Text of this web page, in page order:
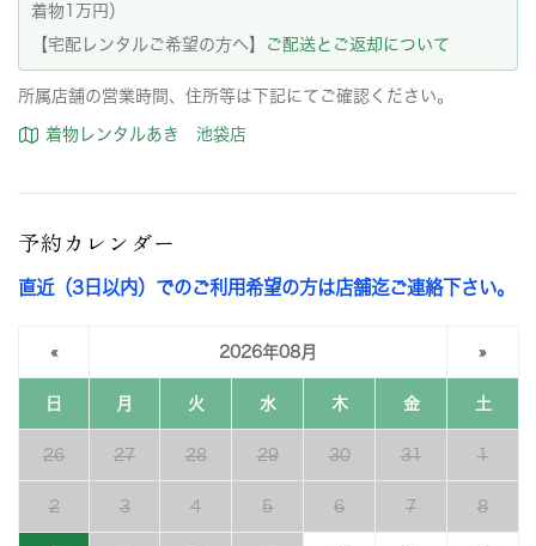
着物1万円）
【宅配レンタルご希望の方へ】
ご配送とご返却について
所属店舗の営業時間、住所等は下記にてご確認ください。
着物レンタルあき 池袋店
予約カレンダー
直近（3日以内）でのご利用希望の方は店舗迄ご連絡下さい。
« 2026年08月 »
日 月 火 水 木 金 土
26 27 28 29 30 31 1
2 3 4 5 6 7 8